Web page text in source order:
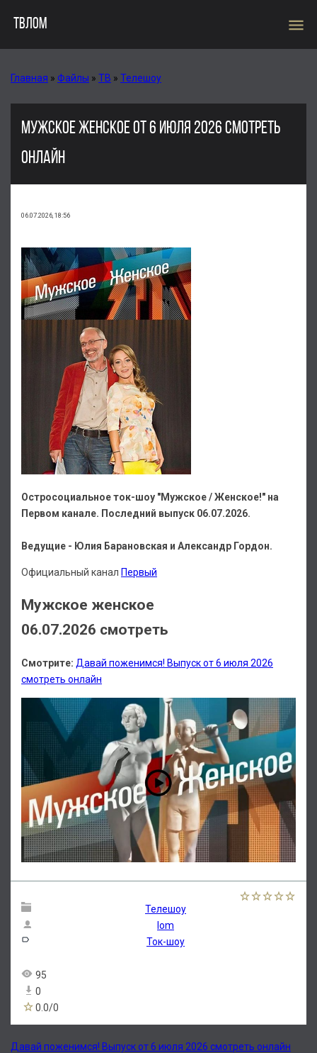
ТВЛОМ menu
Главная » Файлы » ТВ » Телешоу
МУЖСКОЕ ЖЕНСКОЕ ОТ 6 ИЮЛЯ 2026 СМОТРЕТЬ
ОНЛАЙН
06.07.2026, 18:56
Остросоциальное ток-шоу "Мужское / Женское!" на
Первом канале. Последний выпуск 06.07.2026.
Ведущие - Юлия Барановская и Александр Гордон.
Официальный канал Первый
Мужское женское
06.07.2026 смотреть
Смотрите: Давай поженимся! Выпуск от 6 июля 2026
смотреть онлайн
Телешоу
lom
Ток-шоу
95
0
0.0/0
Давай поженимся! Выпуск от 6 июля 2026 смотреть онлайн